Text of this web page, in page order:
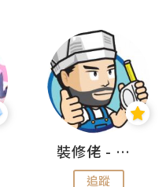
裝修佬 - 香港一站式網上裝修平台
追蹤